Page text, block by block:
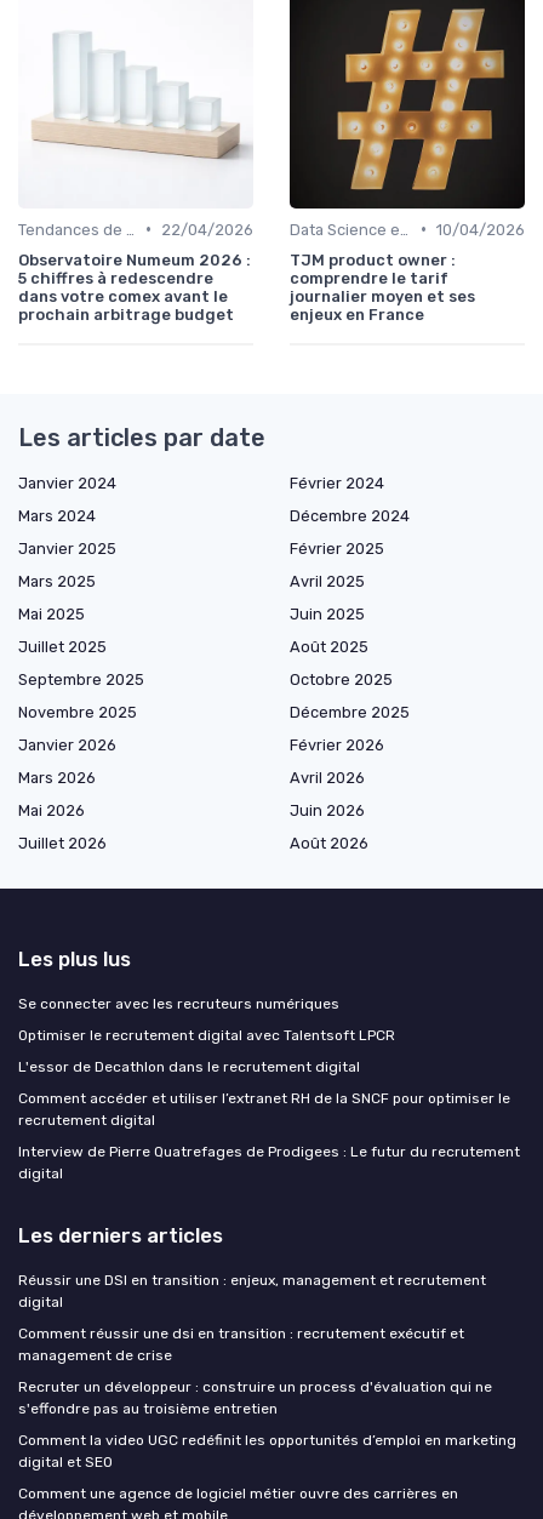
•
22/04/2026
Observatoire Numeum 2026 :
5 chiffres à redescendre
dans votre comex avant le
prochain arbitrage budget
• 10/04/2026
TJM product owner :
comprendre le tarif
journalier moyen et ses
enjeux en France
Les articles par date
Janvier 2024
Février 2024
Mars 2024
Décembre 2024
Janvier 2025
Février 2025
Mars 2025
Avril 2025
Mai 2025
Juin 2025
Juillet 2025
Août 2025
Septembre 2025
Octobre 2025
Novembre 2025
Décembre 2025
Janvier 2026
Février 2026
Mars 2026
Avril 2026
Mai 2026
Juin 2026
Juillet 2026
Août 2026
Les plus lus
Se connecter avec les recruteurs numériques
Optimiser le recrutement digital avec Talentsoft LPCR
L'essor de Decathlon dans le recrutement digital
Comment accéder et utiliser l’extranet RH de la SNCF pour optimiser le
recrutement digital
Interview de Pierre Quatrefages de Prodigees : Le futur du recrutement
digital
Les derniers articles
Réussir une DSI en transition : enjeux, management et recrutement
digital
Comment réussir une dsi en transition : recrutement exécutif et
management de crise
Recruter un développeur : construire un process d'évaluation qui ne
s'effondre pas au troisième entretien
Comment la video UGC redéfinit les opportunités d’emploi en marketing
digital et SEO
Comment une agence de logiciel métier ouvre des carrières en
développement web et mobile